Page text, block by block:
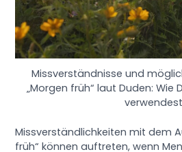
Missverständnisse und
„Morgen früh“ laut Duden: Wie
verwendest
Missverständlichkeiten mit dem
früh“ können auftreten, wenn